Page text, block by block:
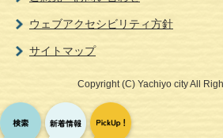
ウェブアクセシビリティ方針
サイトマップ
Copyright (C) Yachiyo cityAll